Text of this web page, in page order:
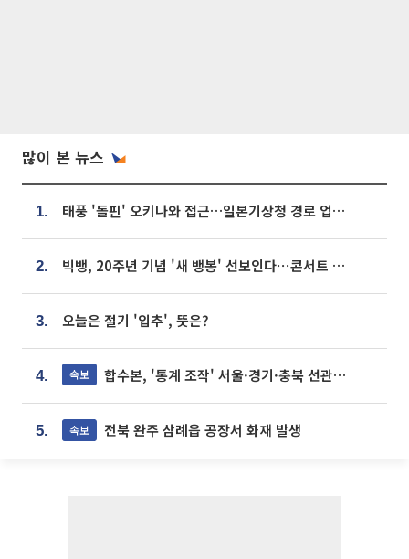
많이 본 뉴스
1. 태풍 '돌핀' 오키나와 접근…일본기상청 경로 업데이트
2. 빅뱅, 20주년 기념 '새 뱅봉' 선보인다⋯콘서트 앞두고 팝업 개최
3. 오늘은 절기 '입추', 뜻은?
4. 속보 합수본, '통계 조작' 서울·경기·충북 선관위 등 추가 압수수색
5. 속보 전북 완주 삼례읍 공장서 화재 발생